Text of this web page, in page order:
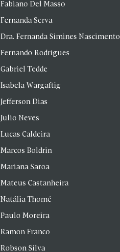
Fabiano Del Masso
Fernanda Serva
Dra. Fernanda Simines Nascimento
Fernando Rodrigues
Gabriel Tedde
Isabela Wargaftig
Jefferson Dias
Julio Neves
Lucas Caldeira
Marcos Boldrin
Mariana Saroa
Mateus Castanheira
Natália Thomé
Paulo Moreira
Ramon Franco
Robson Silva